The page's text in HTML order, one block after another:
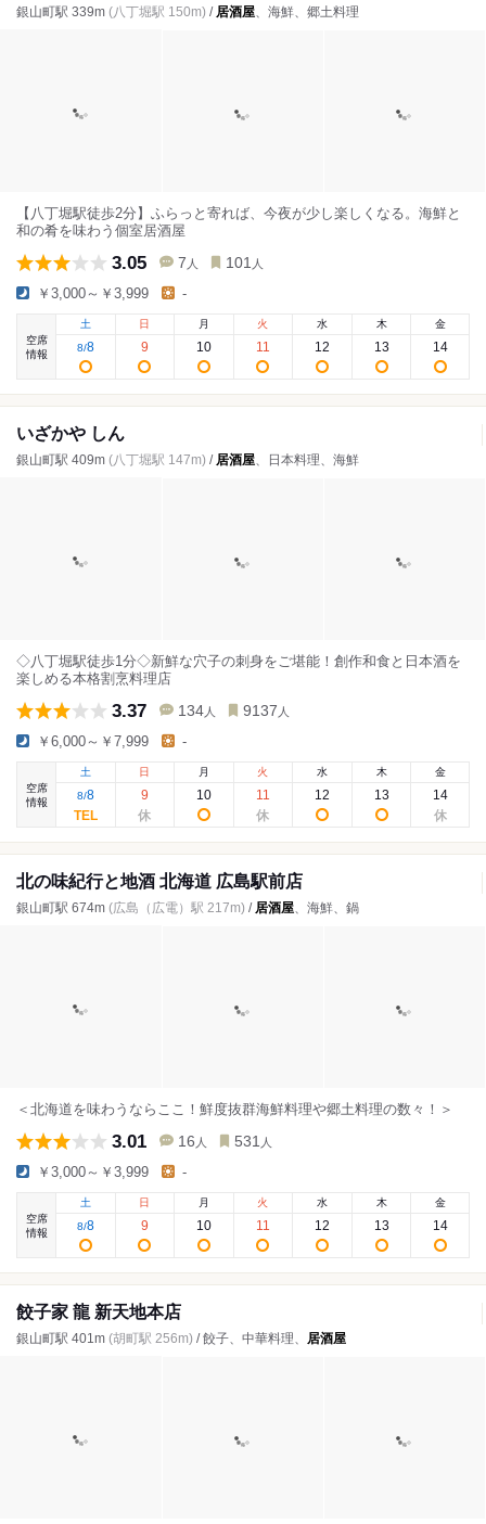
銀山町駅 339m (八丁堀駅 150m) / 居酒屋、海鮮、郷土料理
【八丁堀駅徒歩2分】ふらっと寄れば、今夜が少し楽しくなる。海鮮と
和の肴を味わう個室居酒屋
3.05 7 人 101 人
￥3,000～￥3,999 -
空席
情報
土
8/8
日
9
月
10
火
11
水
12
木
13
金
14
いざかや しん
銀山町駅 409m (八丁堀駅 147m) / 居酒屋、日本料理、海鮮
◇八丁堀駅徒歩1分◇新鮮な穴子の刺身をご堪能！創作和食と日本酒を
楽しめる本格割烹料理店
3.37 134 人 9137 人
￥6,000～￥7,999 -
空席
情報
土
8/8
日
9
月
10
火
11
水
12
木
13
金
14
北の味紀行と地酒 北海道 広島駅前店
銀山町駅 674m (広島（広電）駅 217m) / 居酒屋、海鮮、鍋
＜北海道を味わうならここ！鮮度抜群海鮮料理や郷土料理の数々！＞
3.01 16 人 531 人
￥3,000～￥3,999 -
空席
情報
土
8/8
日
9
月
10
火
11
水
12
木
13
金
14
餃子家 龍 新天地本店
銀山町駅 401m (胡町駅 256m) / 餃子、中華料理、 居酒屋